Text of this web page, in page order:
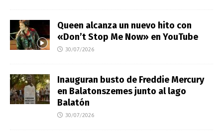
Queen alcanza un nuevo hito con
«Don’t Stop Me Now» en YouTube
30/07/2026
Inauguran busto de Freddie Mercury
en Balatonszemes junto al lago
Balatón
30/07/2026